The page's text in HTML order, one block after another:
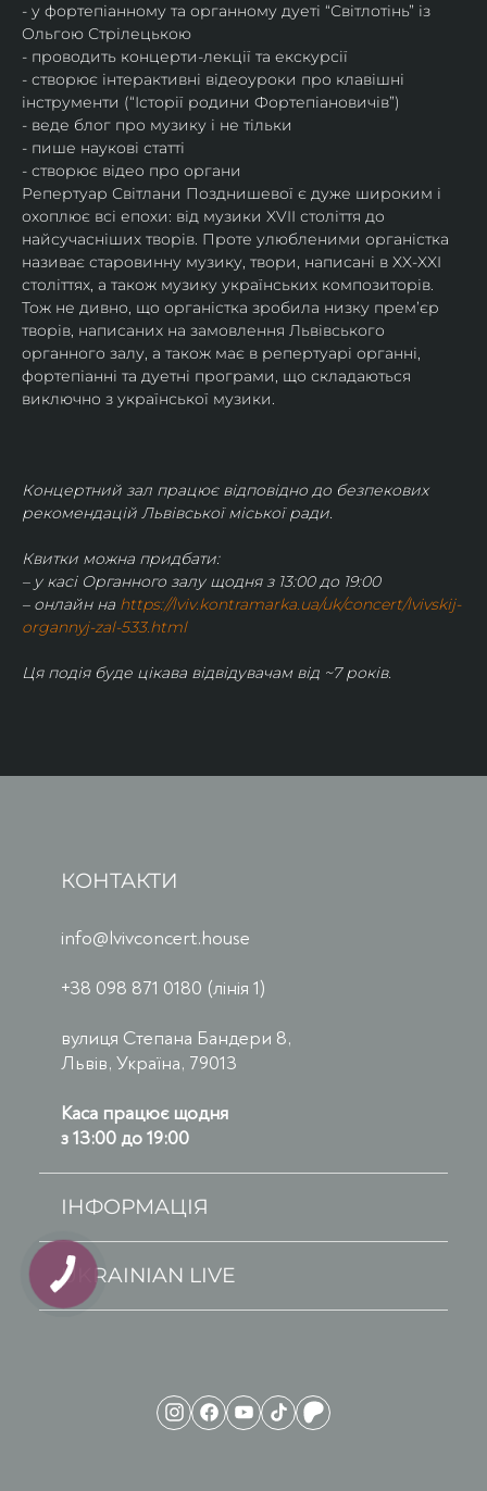
- у фортепіанному та органному дуеті “Світлотінь” із
Ольгою Стрілецькою
- проводить концерти-лекції та екскурсії
- створює інтерактивні відеоуроки про клавішні
інструменти (“Історії родини Фортепіановичів”)
- веде блог про музику і не тільки
- пише наукові статті
- створює відео про органи
Репертуар Світлани Позднишевої є дуже широким і
охоплює всі епохи: від музики XVII століття до
найсучасніших творів. Проте улюбленими органістка
називає старовинну музику, твори, написані в XX-XXI
століттях, а також музику українських композиторів.
Тож не дивно, що органістка зробила низку прем’єр
творів, написаних на замовлення Львівського
органного залу, а також має в репертуарі органні,
фортепіанні та дуетні програми, що складаються
виключно з української музики.
Концертний зал працює відповідно до безпекових
рекомендацій Львівської міської ради.
Квитки можна придбати:
– у касі Органного залу щодня з 13:00 до 19:00
– онлайн на https://lviv.kontramarka.ua/uk/concert/lvivskij-
organnyj-zal-533.html
Ця подія буде цікава відвідувачам від ~7 років.
КОНТАКТИ
info@lvivconcert.house
+38 098 871 0180 (лінія 1)
вулиця Степана Бандери 8,
Львів, Україна, 79013
Каса працює щодня
з 13:00 до 19:00
ІНФОРМАЦІЯ
UKRAINIAN LIVE